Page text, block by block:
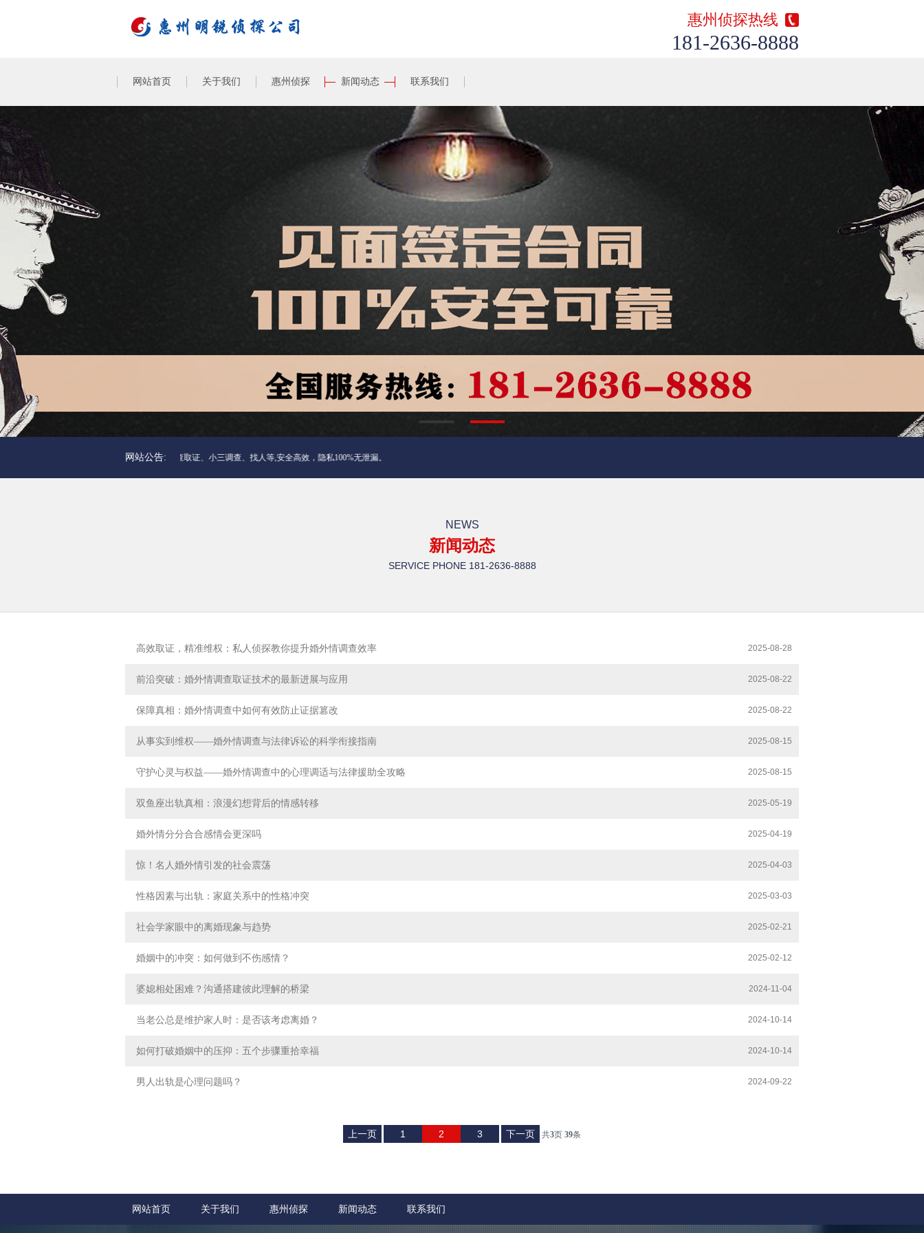
惠州侦探热线
181-2636-8888
网站首页 关于我们 惠州侦探 新闻动态 联系我们
网站公告:
惠州侦探调查服务，包括惠州婚外情调查取证、小三调查、找人等,安全高效，隐私100%无泄漏。
NEWS
新闻动态
SERVICE PHONE 181-2636-8888
高效取证，精准维权：私人侦探教你提升婚外情调查效率 2025-08-28
前沿突破：婚外情调查取证技术的最新进展与应用 2025-08-22
保障真相：婚外情调查中如何有效防止证据篡改 2025-08-22
从事实到维权——婚外情调查与法律诉讼的科学衔接指南 2025-08-15
守护心灵与权益——婚外情调查中的心理调适与法律援助全攻略 2025-08-15
双鱼座出轨真相：浪漫幻想背后的情感转移 2025-05-19
婚外情分分合合感情会更深吗 2025-04-19
惊！名人婚外情引发的社会震荡 2025-04-03
性格因素与出轨：家庭关系中的性格冲突 2025-03-03
社会学家眼中的离婚现象与趋势 2025-02-21
婚姻中的冲突：如何做到不伤感情？ 2025-02-12
婆媳相处困难？沟通搭建彼此理解的桥梁 2024-11-04
当老公总是维护家人时：是否该考虑离婚？ 2024-10-14
如何打破婚姻中的压抑：五个步骤重拾幸福 2024-10-14
男人出轨是心理问题吗？ 2024-09-22
上一页 1 2 3 下一页 共3页 39条
网站首页 关于我们 惠州侦探 新闻动态 联系我们